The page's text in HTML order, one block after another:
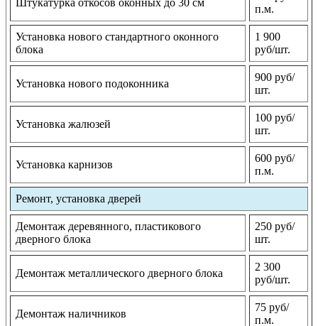
Штукатурка откосов оконных до 30 см
п.м.
Установка нового стандартного оконного
блока
1 900
руб/шт.
Установка нового подоконника
900 руб/
шт.
Установка жалюзей
100 руб/
шт.
Установка карнизов
600 руб/
п.м.
Ремонт, установка дверей
Демонтаж деревянного, пластикового
дверного блока
250 руб/
шт.
Демонтаж металлического дверного блока
2 300
руб/шт.
Демонтаж наличников
75 руб/
п.м.